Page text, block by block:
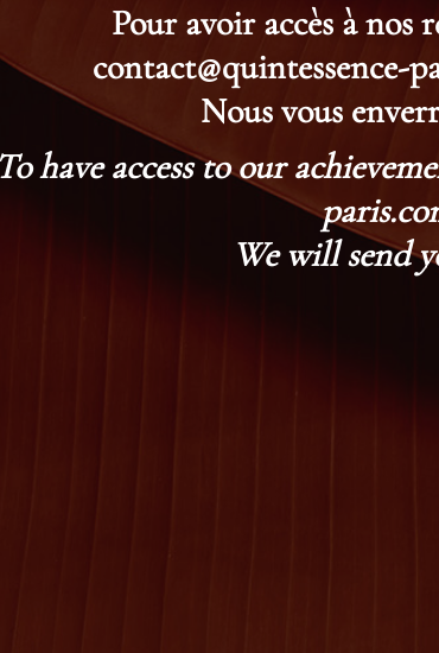
Pour avoir accès à nos
contact@quintessence-
Nous vous
To have access to our
We will send